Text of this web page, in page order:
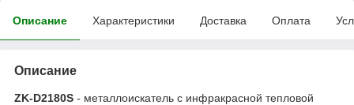
Описание Характеристики Доставка Оплата
Описание
ZK-D2180S - металлоискатель с инфракрасной тепловой